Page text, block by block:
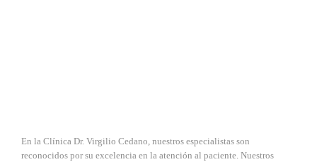
En la Clínica Dr. Virgilio Cedano, nuestros especialistas son
reconocidos por su excelencia en la atención al paciente. Nuestros